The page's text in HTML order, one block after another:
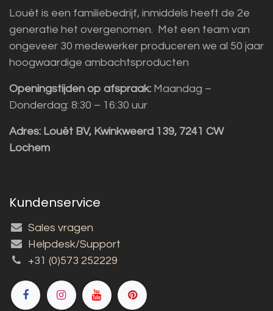
Louët is een familiebedrijf, inmiddels heeft de 2e
generatie het overgenomen. Met een team van
ongeveer 30 medewerker produceren we al 50 jaar
hoogwaardige ambachtsproducten
Openingstijden op afspraak: Maandag –
Donderdag: 8:30 – 16:30 uur
Adres: Louët BV, Kwinkweerd 139, 7241 CW
Lochem
Kundenservice
Sales vragen
Helpdesk/Support
+31 (0)573 252229